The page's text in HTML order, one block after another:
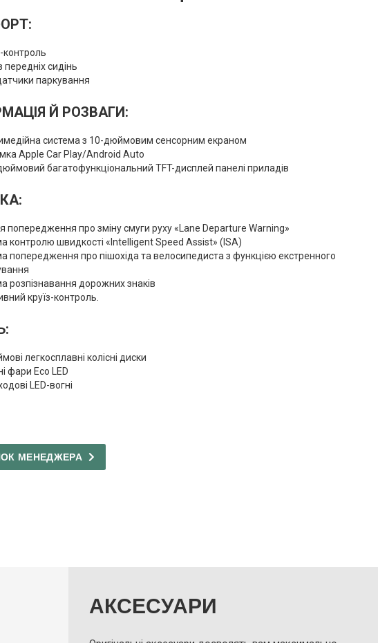
контроль
передніх сидінь
паркування
Й РОЗВАГИ:
система з 10-дюймовим сенсорним екраном
Apple Car Play/Android Auto
багатофункціональний TFT-дисплей панелі приладів
попередження про зміну смуги руху «Lane Departure Warning»
контролю швидкості «Intelligent Speed Assist» (ISA)
попередження про пішохіда та велосипедиста з функцією екстренного
розпізнавання дорожних знаків
круїз-контроль.
легкосплавні колісні диски
фари Eco LED
LED-вогні
МЕНЕДЖЕРА
АКСЕСУАРИ